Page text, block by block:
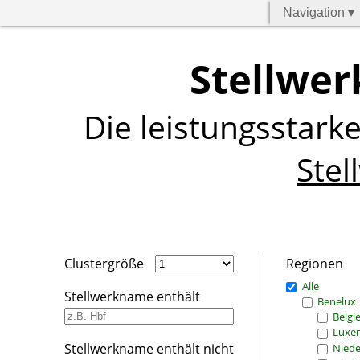
Navigation ▾
Die
Clustergröße
Stellwerkname enthält
Stellwerkname enthält nicht
Regionen
Alle
Benelux